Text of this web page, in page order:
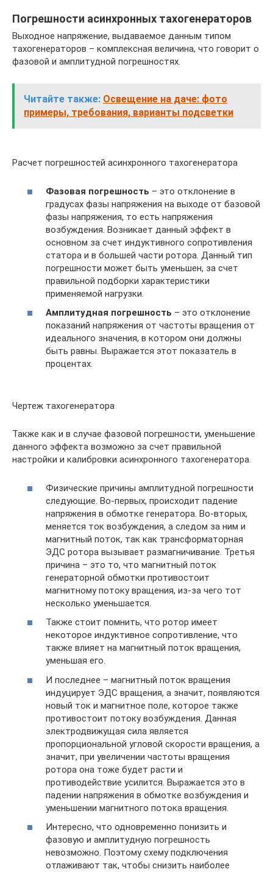
Погрешности асинхронных тахогенераторов
Выходное напряжение, выдаваемое данным типом
тахогенераторов – комплексная величина, что говорит о
фазовой и амплитудной погрешностях.
Читайте также: Освещение на даче: фото
примеры, требования, варианты подсветки
Расчет погрешностей асинхронного тахогенератора
Фазовая погрешность – это отклонение в
градусах фазы напряжения на выходе от базовой
фазы напряжения, то есть напряжения
возбуждения. Возникает данный эффект в
основном за счет индуктивного сопротивления
статора и в большей части ротора. Данный тип
погрешности может быть уменьшен, за счет
правильной подборки характеристики
применяемой нагрузки.
Амплитудная погрешность – это отклонение
показаний напряжения от частоты вращения от
идеального значения, в котором они должны
быть равны. Выражается этот показатель в
процентах.
Чертеж тахогенератора
Также как и в случае фазовой погрешности, уменьшение
данного эффекта возможно за счет правильной
настройки и калибровки асинхронного тахогенератора.
Физические причины амплитудной погрешности
следующие. Во-первых, происходит падение
напряжения в обмотке генератора. Во-вторых,
меняется ток возбуждения, а следом за ним и
магнитный поток, так как трансформаторная
ЭДС ротора вызывает размагничивание. Третья
причина – это то, что магнитный поток
генераторной обмотки противостоит
магнитному потоку вращения, из-за чего тот
несколько уменьшается.
Также стоит помнить, что ротор имеет
некоторое индуктивное сопротивление, что
также влияет на магнитный поток вращения,
уменьшая его.
И последнее – магнитный поток вращения
индуцирует ЭДС вращения, а значит, появляются
новый ток и магнитное поле, которое также
противостоит потоку возбуждения. Данная
электродвижущая сила является
пропорциональной угловой скорости вращения, а
значит, при увеличении частоты вращения
ротора она тоже будет расти и
противодействие усилится. Выражается это в
падении напряжения в обмотке возбуждения и
уменьшении магнитного потока вращения.
Интересно, что одновременно понизить и
фазовую и амплитудную погрешность
невозможно. Поэтому схему подключения
отлаживают так, чтобы снизить наиболее